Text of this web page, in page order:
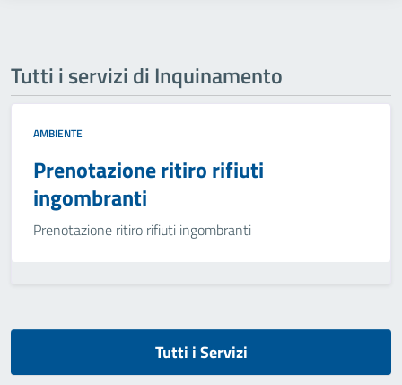
Tutti i servizi di Inquinamento
AMBIENTE
Prenotazione ritiro rifiuti
ingombranti
Prenotazione ritiro rifiuti ingombranti
Tutti i Servizi